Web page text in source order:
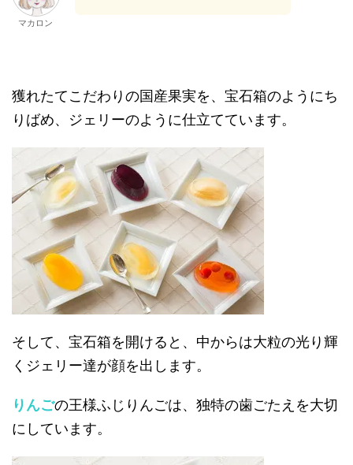
マカロン
獲れたてこだわりの国産果実を、宝石箱のようにち
りばめ、ジェリーのように仕立てています。
そして、宝石箱を開けると、中からは大粒の光り輝
くジェリー達が顔を出します。
りんごの王様ふじりんごは、独特の歯ごたえを大切
にしています。